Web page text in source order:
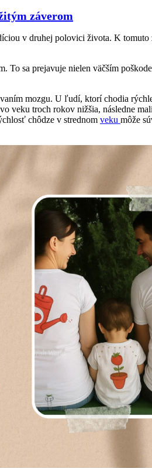
záverom
v druhej polovici života. K
To sa prejavuje nielen väčším
mozgu. U ľudí, ktorí chodia
veku troch rokov nižšia, následne
chôdze v strednom veku môže